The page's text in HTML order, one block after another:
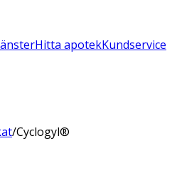
Hitta apotekKundservice
/Cyclogyl®